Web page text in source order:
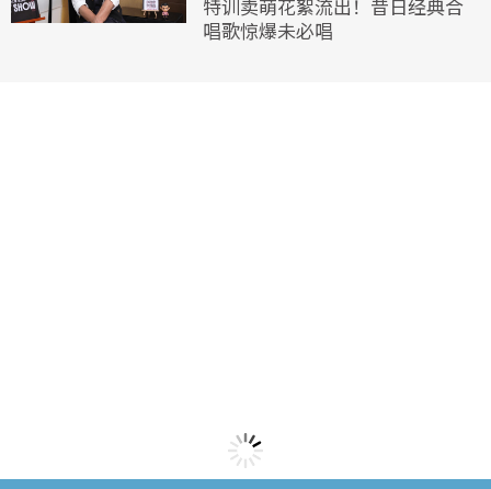
特训卖萌花絮流出！昔日经典合
唱歌惊爆未必唱